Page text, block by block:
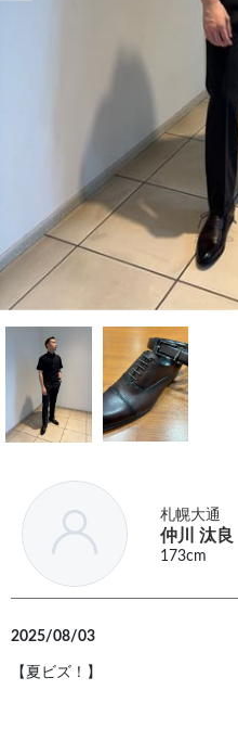
札幌大通
仲川 汰良
173cm
2025/08/03
【夏ビズ！】